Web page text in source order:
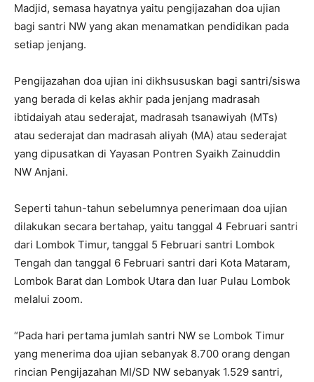
Madjid, semasa hayatnya yaitu pengijazahan doa ujian
bagi santri NW yang akan menamatkan pendidikan pada
setiap jenjang.
Pengijazahan doa ujian ini dikhsususkan bagi santri/siswa
yang berada di kelas akhir pada jenjang madrasah
ibtidaiyah atau sederajat, madrasah tsanawiyah (MTs)
atau sederajat dan madrasah aliyah (MA) atau sederajat
yang dipusatkan di Yayasan Pontren Syaikh Zainuddin
NW Anjani.
Seperti tahun-tahun sebelumnya penerimaan doa ujian
dilakukan secara bertahap, yaitu tanggal 4 Februari santri
dari Lombok Timur, tanggal 5 Februari santri Lombok
Tengah dan tanggal 6 Februari santri dari Kota Mataram,
Lombok Barat dan Lombok Utara dan luar Pulau Lombok
melalui zoom.
“Pada hari pertama jumlah santri NW se Lombok Timur
yang menerima doa ujian sebanyak 8.700 orang dengan
rincian Pengijazahan MI/SD NW sebanyak 1.529 santri,